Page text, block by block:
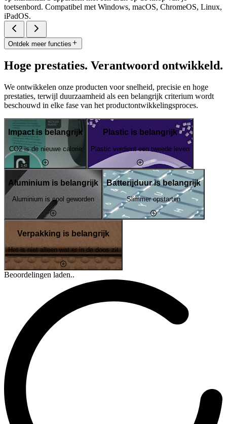
toetsenbord. Compatibel met Windows, macOS, ChromeOS, Linux,
iPadOS.
Ontdek meer functies
Hoge prestaties. Verantwoord ontwikkeld.
We ontwikkelen onze producten voor snelheid, precisie en hoge
prestaties, terwijl duurzaamheid als een belangrijk criterium wordt
beschouwd in elke fase van het productontwikkelingsproces.
Impact is belangrijk
CO2 is de nieuwe calorie
Plastic is belangrijk
Plastic verdient een tweede leven
Aluminium is belangrijk
Aluminium is cool geworden
Batterijduur is belangrijk
Slimmer opstarten
Verpakking is belangrijk
Het is niet alleen wat er in de doos zit
Beoordelingen laden..